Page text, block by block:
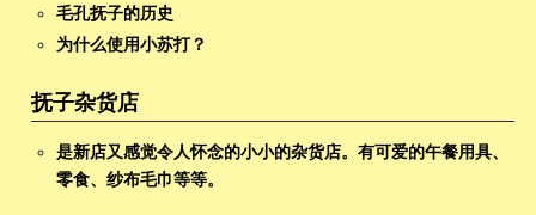
毛孔抚子的历史
为什么使用小苏打？
抚子杂货店
是新店又感觉令人怀念的小小的杂货店。有可爱的午餐用具、
零食、纱布毛巾等等。